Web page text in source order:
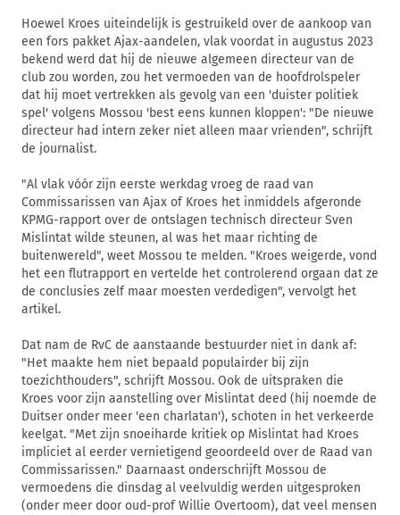
Hoewel Kroes uiteindelijk is gestruikeld over de aankoop van
een fors pakket Ajax-aandelen, vlak voordat in augustus 2023
bekend werd dat hij de nieuwe algemeen directeur van de
club zou worden, zou het vermoeden van de hoofdrolspeler
dat hij moet vertrekken als gevolg van een 'duister politiek
spel' volgens Mossou 'best eens kunnen kloppen': "De nieuwe
directeur had intern zeker niet alleen maar vrienden", schrijft
de journalist.
"Al vlak vóór zijn eerste werkdag vroeg de raad van
Commissarissen van Ajax of Kroes het inmiddels afgeronde
KPMG-rapport over de ontslagen technisch directeur Sven
Mislintat wilde steunen, al was het maar richting de
buitenwereld", weet Mossou te melden. "Kroes weigerde, vond
het een flutrapport en vertelde het controlerend orgaan dat ze
de conclusies zelf maar moesten verdedigen", vervolgt het
artikel.
Dat nam de RvC de aanstaande bestuurder niet in dank af:
"Het maakte hem niet bepaald populairder bij zijn
toezichthouders", schrijft Mossou. Ook de uitspraken die
Kroes voor zijn aanstelling over Mislintat deed (hij noemde de
Duitser onder meer 'een charlatan'), schoten in het verkeerde
keelgat. "Met zijn snoeiharde kritiek op Mislintat had Kroes
impliciet al eerder vernietigend geoordeeld over de Raad van
Commissarissen." Daarnaast onderschrijft Mossou de
vermoedens die dinsdag al veelvuldig werden uitgesproken
(onder meer door oud-prof Willie Overtoom), dat veel mensen